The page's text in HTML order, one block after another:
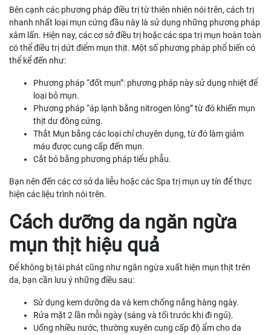
Bên cạnh các phương pháp điều trị từ thiên nhiên nói trên, cách trị
nhanh nhất loại mụn cứng đầu này là sử dụng những phương pháp
xâm lấn. Hiện nay, các cơ sở điều trị hoặc các spa trị mụn hoàn toàn
có thể điều trị dứt điểm mụn thịt. Một số phương pháp phổ biến có
thể kể đến như:
Phương pháp “đốt mụn”: phương pháp này sử dụng nhiệt để
loại bỏ mụn.
Phương pháp “áp lạnh bằng nitrogen lỏng” từ đó khiến mụn
thịt dư đông cứng.
Thắt Mụn bằng các loại chỉ chuyên dụng, từ đó làm giảm
máu được cung cấp đến mụn.
Cắt bỏ bằng phương pháp tiểu phẫu.
Bạn nên đến các cơ sở da liễu hoặc các Spa trị mụn uy tín để thực
hiện các liệu trình nói trên.
Cách dưỡng da ngăn ngừa
mụn thịt hiệu quả
Để không bị tái phát cũng như ngăn ngừa xuất hiện mụn thịt trên
da, bạn cần lưu ý những điều sau:
Sử dụng kem dưỡng da và kem chống nắng hàng ngày.
Rửa mặt 2 lần mỗi ngày (sáng và tối trước khi đi ngủ).
Uống nhiều nước, thường xuyên cung cấp độ ẩm cho da